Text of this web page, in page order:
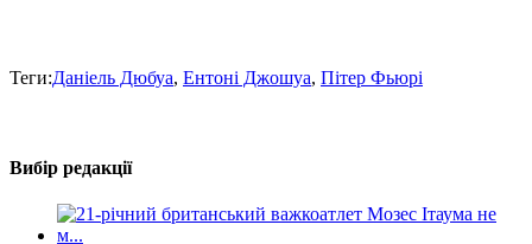
Теги:Даніель Дюбуа, Ентоні Джошуа, Пітер Фьюрі
Вибір редакції